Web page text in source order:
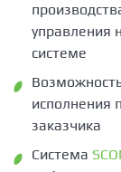
управления
системе
исполнения
заказчика
Система